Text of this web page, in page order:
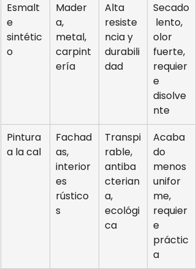
Esmalt
e
sintétic
o
Mader
a,
metal,
carpint
ería
Alta
resiste
ncia y
durabili
dad
Secado
lento,
olor
fuerte,
requier
e
disolve
nte
Pintura
a la cal
Fachad
as,
interior
es
rústico
s
Transpi
rable,
antiba
cterian
a,
ecológi
ca
Acaba
do
menos
unifor
me,
requier
e
práctic
a